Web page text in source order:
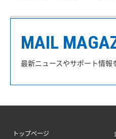
MAIL
最新ニュースやサポート情報
トップページ